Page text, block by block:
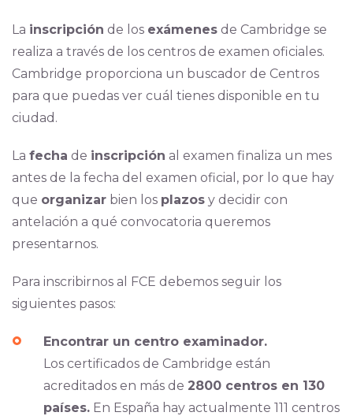
La inscripción de los exámenesde Cambridge se
realiza a través de los centros de examen oficiales.
Cambridge proporciona un buscador de Centros
para que puedas ver cuál tienes disponible en tu
ciudad.
La fecha de inscripción al examen finaliza un mes
antes de la fecha del examen oficial, por lo que hay
que organizarbien los plazosy decidir con
antelación a qué convocatoria queremos
presentarnos.
Para inscribirnos al FCE debemos seguir los
siguientes pasos:
Encontrar un centro examinador.
Los certificados de Cambridge están
acreditados en más de 2800 centros en 130
países.En España hay actualmente 111 centros